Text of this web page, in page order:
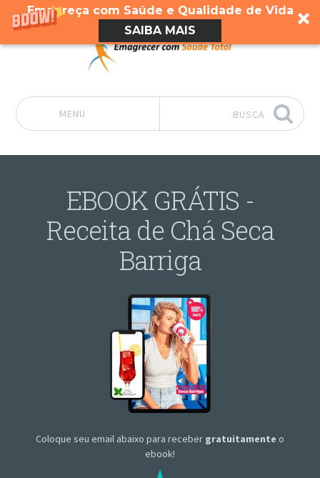
Emagreça com Saúde e Qualidade de Vida
SAIBA MAIS
MENU BUSCA
EBOOK GRÁTIS -
Receita de Chá Seca
Barriga
Coloque seu email abaixo para receber gratuitamente o
ebook!